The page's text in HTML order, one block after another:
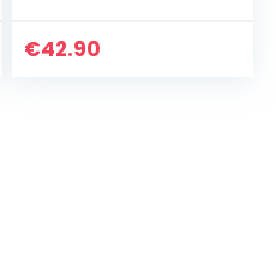
Smoking met Hoed
€42.90